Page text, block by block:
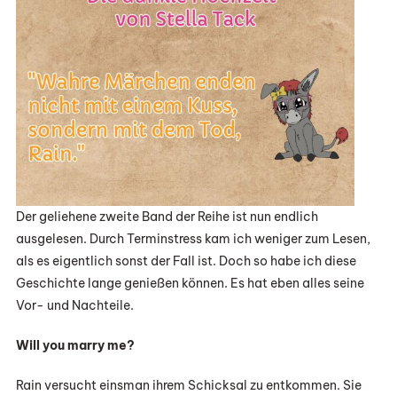
Der geliehene zweite Band der Reihe ist nun endlich
ausgelesen. Durch Terminstress kam ich weniger zum Lesen,
als es eigentlich sonst der Fall ist. Doch so habe ich diese
Geschichte lange genießen können. Es hat eben alles seine
Vor- und Nachteile.
Will you marry me?
Rain versucht einsman ihrem Schicksal zu entkommen. Sie